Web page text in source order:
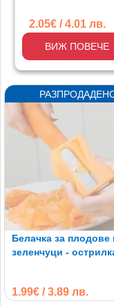
2.05€ / 4.01 лв.
ВИЖ ПОВЕЧЕ
Белачка за плодове
зеленчуци -
1.99€ / 3.89 лв.